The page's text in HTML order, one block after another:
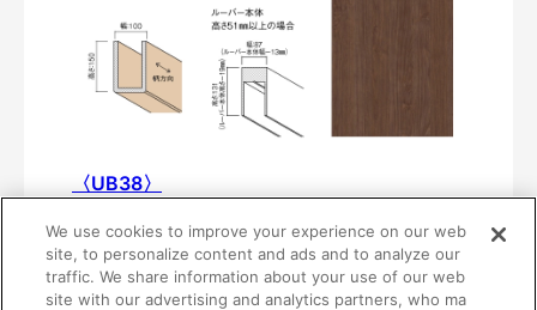
〈UB38〉
¥43,300/本（最低発注数量は30本）
We use cookies to improve your experience on our web
site, to personalize content and ads and to analyze our
traffic. We share information about your use of our web
site with our advertising and analytics partners, who ma